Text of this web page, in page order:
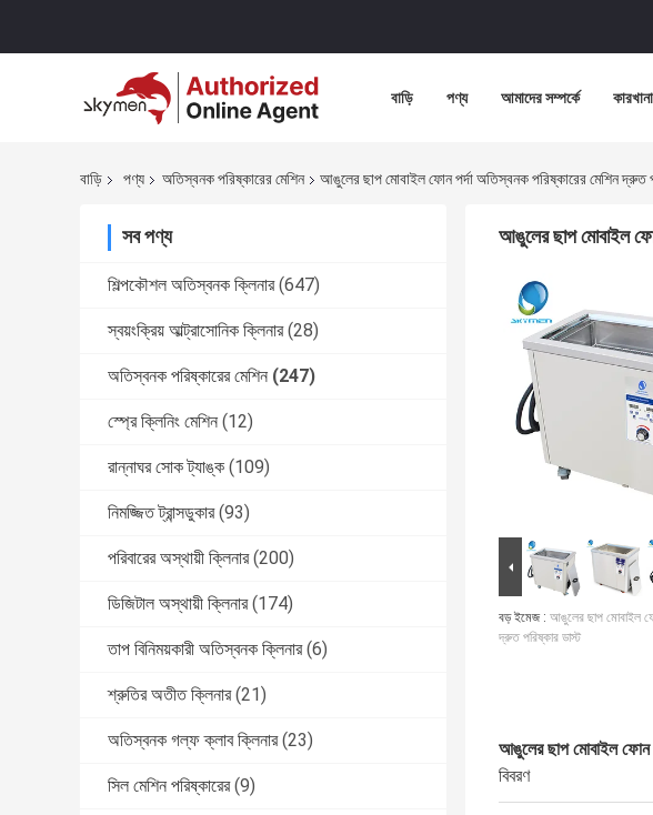
বাড়ি পণ্য আমাদের সম্পর্কে
বাড়ি পণ্য অতিস্বনক পরিষ্কারের মেশিন আঙুলের ছাপ মোবাইল ফোন পর্দা অতিস্বনক পরিষ্কারের মেশিন দ্রুত
সব পণ্য
শিল্পকৌশল অতিস্বনক ক্লিনার (647)
স্বয়ংক্রিয় আল্ট্রাসোনিক ক্লিনার (28)
অতিস্বনক পরিষ্কারের মেশিন (247)
স্প্রে ক্লিনিং মেশিন (12)
রান্নাঘর সোক ট্যাঙ্ক (109)
নিমজ্জিত ট্রান্সডুকার (93)
পরিবারের অস্থায়ী ক্লিনার (200)
ডিজিটাল অস্থায়ী ক্লিনার (174)
তাপ বিনিময়কারী অতিস্বনক ক্লিনার (6)
শ্রুতির অতীত ক্লিনার (21)
অতিস্বনক গল্ফ ক্লাব ক্লিনার (23)
সিল মেশিন পরিষ্কারের (9)
আঙুলের ছাপ মোবাইল
বড় ইমেজ : আঙুলের ছাপ মোবাইল
দ্রুত পরিষ্কার ডাস্ট
আঙুলের ছাপ মোবাইল ফোন
বিবরণ